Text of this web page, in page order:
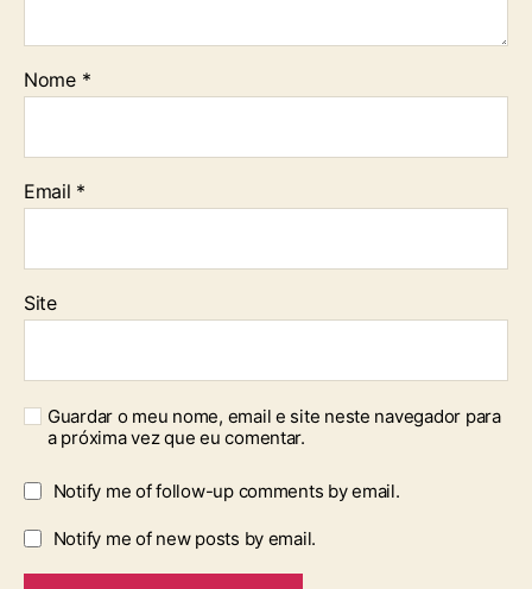
Nome *
Email *
Site
Guardar o meu nome, email e site neste navegador para
a próxima vez que eu comentar.
Notify me of follow-up comments by email.
Notify me of new posts by email.